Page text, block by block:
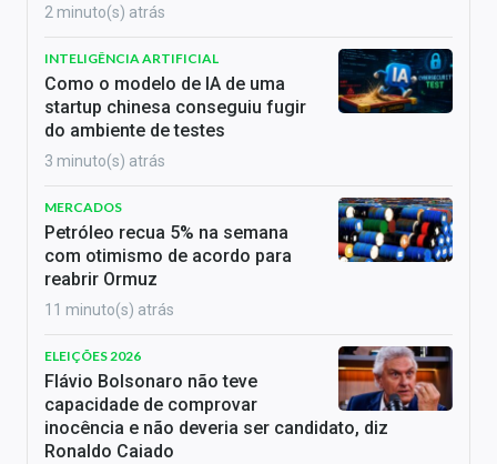
2 minuto(s) atrás
INTELIGÊNCIA ARTIFICIAL
Como o modelo de IA de uma
startup chinesa conseguiu fugir
do ambiente de testes
3 minuto(s) atrás
MERCADOS
Petróleo recua 5% na semana
com otimismo de acordo para
reabrir Ormuz
11 minuto(s) atrás
ELEIÇÕES 2026
Flávio Bolsonaro não teve
capacidade de comprovar
inocência e não deveria ser candidato, diz
Ronaldo Caiado